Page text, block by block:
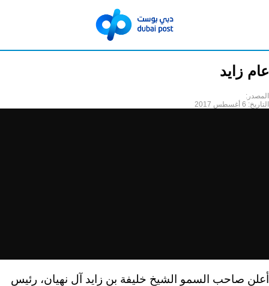
عام زايد
المصدر:
التاريخ: 6 أغسطس 2017
أعلن صاحب السمو الشيخ خليفة بن زايد آل نهيان، رئيس